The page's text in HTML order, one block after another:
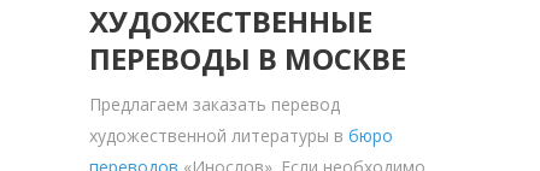
ХУДОЖЕСТВЕННЫЕ
ПЕРЕВОДЫ В МОСКВЕ
Предлагаем заказать перевод
художественной литературы в бюро